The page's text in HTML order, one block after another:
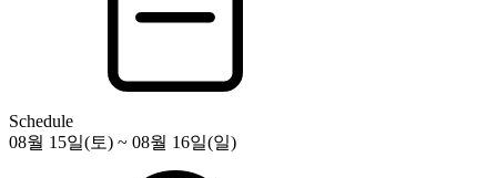
Schedule
08월 15일(토) ~ 08월 16일(일)